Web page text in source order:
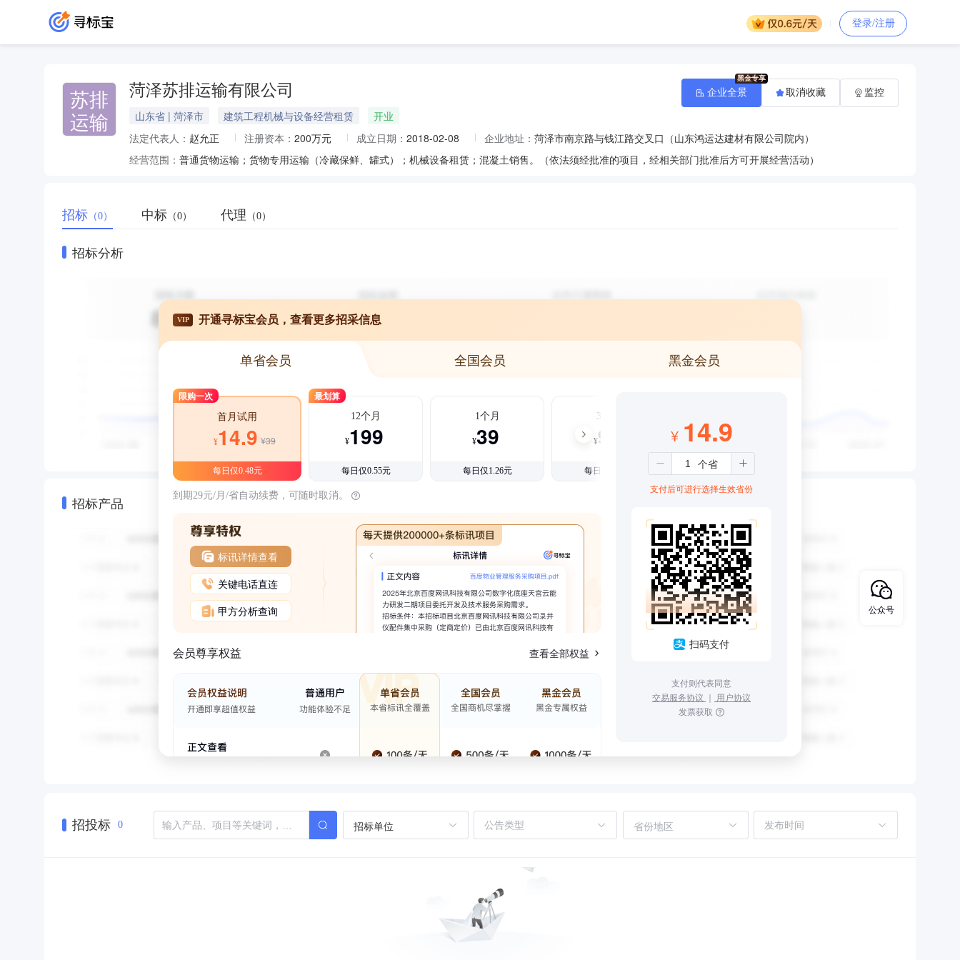
登录/注册
苏排
运输
菏泽苏排运输有限公司
山东省 | 菏泽市 建筑工程机械与设备经营租赁
开业
法定代表人： 赵允正 注册资本： 200万元 成立日期： 2018-02-08 企业地址： 菏泽市南京路与钱江路交叉口（山东鸿运达建材有限公司院内）
经营范围： 普通货物运输；货物专用运输（冷藏保鲜、罐式）；机械设备租赁；混凝土销售。（依法须经批准的项目，经相关部门批准后方可开展经营活动）
企业全景 取消收藏 监控
招标 （0） 中标 （0） 代理 （0）
招标分析
招标产品
VIP 开通寻标宝会员，查看更多招采信息
单省会员 全国会员 黑金会员
限购一次
首月试用
¥14.9 ¥39
每日仅0.48元
最划算
12个月
¥199
每日仅0.55元
1个月
¥39
每日仅1.26元
3个月
¥99
每日仅1.08元
到期29元/月/省自动续费，可随时取消。
标讯详情查看
关键电话直连
甲方分析查询
会员尊享权益 查看全部权益
¥ 14.9
支付后可进行选择生效省份
扫码支付
支付则代表同意
交易服务协议 ｜ 用户协议
发票获取
招投标 0 招标单位 省份地区
公众号